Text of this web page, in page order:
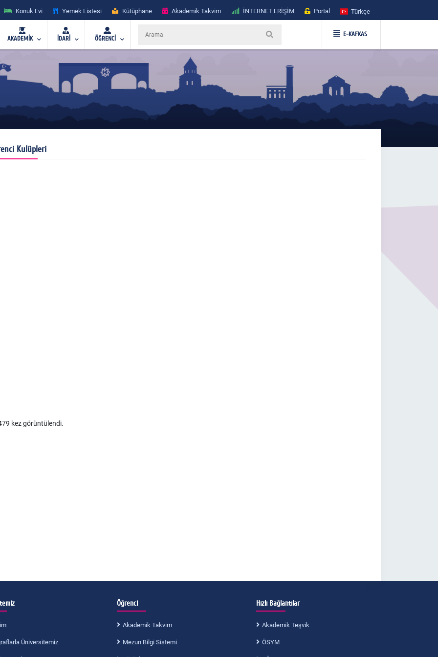
Konuk Evi Yemek Listesi Kütüphane Akademik Takvim İNTERNET ERİŞİM Portal Türkçe
AKADEMİK İDARİ ÖĞRENCİ
E-KAFKAS
Kulüpleri
kez görüntülendi.
Üniversitemiz
Öğrenci
Akademik Takvim
Mezun Bilgi Sistemi
Hızlı Bağlantılar
Akademik Teşvik
ÖSYM